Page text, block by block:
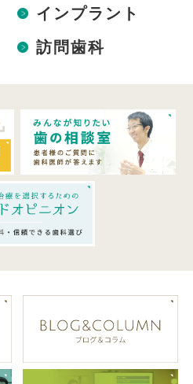
インプラント
訪問歯科